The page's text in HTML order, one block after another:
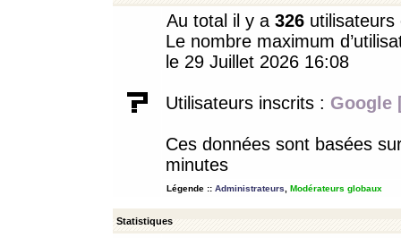
Au total il y a 326
Le nombre maximum
le 29 Juillet 2026 16:08
Utilisateurs inscrits : Google
Ces données sont basées
minutes
Légende :: Administrateurs Modérateurs globaux
Statistiques